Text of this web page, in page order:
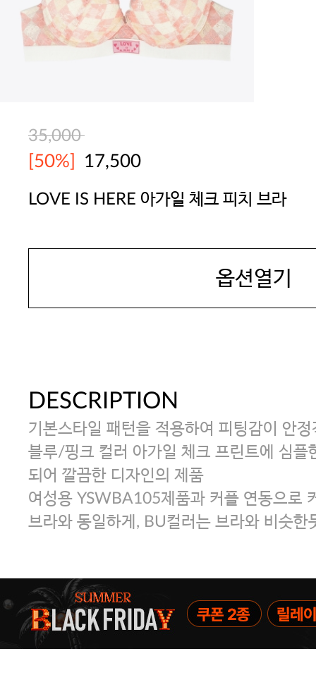
35,000
[50%] 17,500
LOVE IS HERE 아가일 체크 피치 브라
옵션열기
DESCRIPTION
기본스타일 패턴을 적용하여 피팅감이 안정
블루/핑크 컬러 아가일 체크 프린트에 심플
되어 깔끔한 디자인의 제품
여성용 YSWBA105제품과 커플 연동으로
브라와 동일하게, BU컬러는 브라와 비슷한